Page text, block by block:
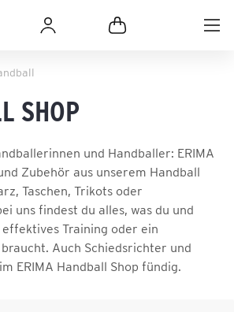
SHOP
und Handballer: ERIMA
Zubehör aus unserem Handball
Taschen, Trikots oder
uns findest du alles, was du und
Training oder ein
Auch Schiedsrichter und
ERIMA Handball Shop fündig.